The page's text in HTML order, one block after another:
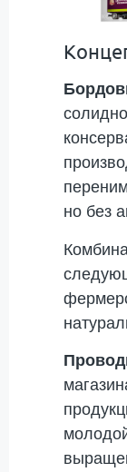
но без